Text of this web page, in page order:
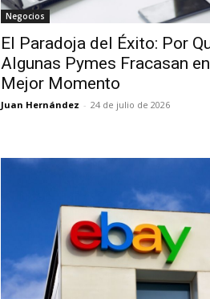
Negocios
El Paradoja del Éxito: Por
Algunas Pymes Fracasan
Mejor Momento
Juan Hernández - 24 de julio de 2026